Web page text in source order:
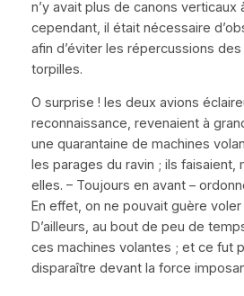
n’y avait plus de canons verticaux
cependant, il était nécessaire
afin d’éviter les répercussions
torpilles.
O surprise ! les deux avions
reconnaissance, revenaient à
une quarantaine de machines
les parages du ravin ; ils faisaient,
elles. – Toujours en avant –
En effet, on ne pouvait guère
D’ailleurs, au bout de peu de
ces machines volantes ; et ce fut
disparaître devant la force